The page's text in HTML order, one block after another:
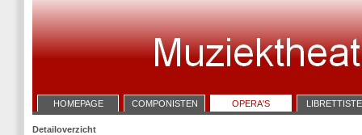
HOMEPAGE COMPONISTEN OPERA'S
Detailoverzicht